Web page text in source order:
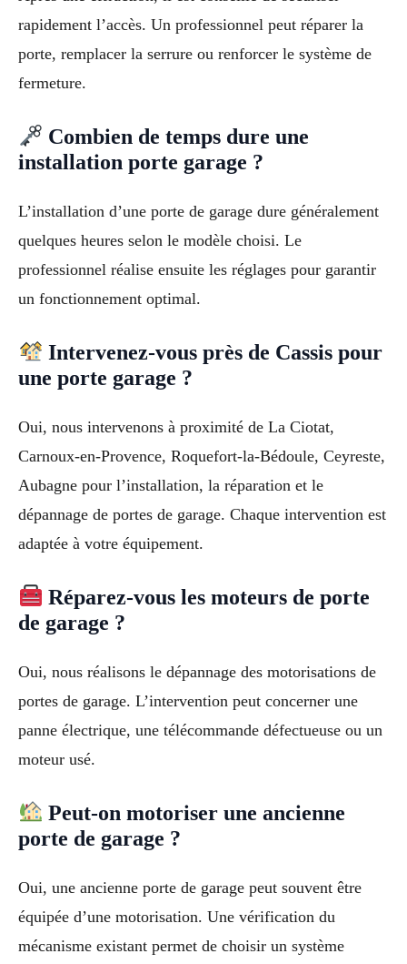
rapidement l’accès. Un professionnel peut réparer la
porte, remplacer la serrure ou renforcer le système de
fermeture.
Combien de temps dure une
installation porte garage ?
L’installation d’une porte de garage dure généralement
quelques heures selon le modèle choisi. Le
professionnel réalise ensuite les réglages pour garantir
un fonctionnement optimal.
Intervenez-vous près de Cassis pour
une porte garage ?
Oui, nous intervenons à proximité de La Ciotat,
Carnoux-en-Provence, Roquefort-la-Bédoule, Ceyreste,
Aubagne pour l’installation, la réparation et le
dépannage de portes de garage. Chaque intervention est
adaptée à votre équipement.
Réparez-vous les moteurs de porte
de garage ?
Oui, nous réalisons le dépannage des motorisations de
portes de garage. L’intervention peut concerner une
panne électrique, une télécommande défectueuse ou un
moteur usé.
Peut-on motoriser une ancienne
porte de garage ?
Oui, une ancienne porte de garage peut souvent être
équipée d’une motorisation. Une vérification du
mécanisme existant permet de choisir un système